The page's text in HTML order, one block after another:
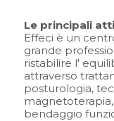
Le principali
Effeci è un
grande
ristabilire l'
attraverso
posturologia,
bendaggio